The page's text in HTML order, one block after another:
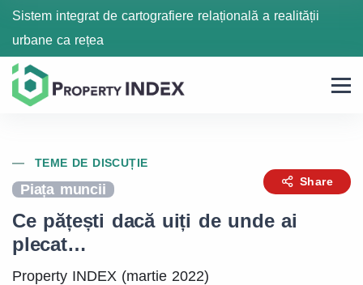
Sistem integrat de cartografiere relațională a realității
urbane ca rețea
TEME DE DISCUȚIE
Piața muncii
Share
Ce pățești dacă uiți de unde ai
plecat…
Property INDEX (martie 2022)